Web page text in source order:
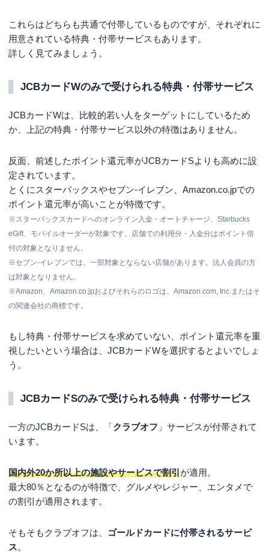
これらはどちらも共通で付帯しているものですが、それぞれに
用意されている特典・付帯サービスもあります。
詳しく見てみましょう。
JCBカードWのみで受けられる特典・付帯サービス
JCBカードWは、比較的若い人をターゲットにしているため
か、上記の特典・付帯サービス以外の特徴はありません。
反面、前述したポイント還元率がJCBカードSよりも高めに設
定されています。
とくにスターバックスやセブン‐イレブン、Amazon.co.jpでの
ポイント還元率が高いことが特徴です。
※スターバックスカードへのオンライン入金・オートチャージ、Starbucks
eGift、モバイルオーダーが対象です。店舗での利用分・入金分はポイント倍
付の対象となりません。
※セブン‐イレブンでは、一部対象とならない店舗があります。法人会員の方
は対象となりません。
※Amazon、Amazon.co.jpおよびそれらのロゴは、Amazon.com, Inc.またはそ
の関連会社の商標です。
もし特典・付帯サービスを求めていない、ポイント還元率を重
視したいという場合は、JCBカードWを選択するとよいでしょ
う。
JCBカードSのみで受けられる特典・付帯サービス
一方のJCBカードSは、「クラブオフ 」サービスが付帯されて
います。
国内外20か所以上の施設やサービスで割引が適用。
最大80％となるのが特徴で、グルメやレジャー、エンタメで
の割引が適用されます。
そもそもクラブオフは、
ゴールドカードに付帯されるサービ
ス。